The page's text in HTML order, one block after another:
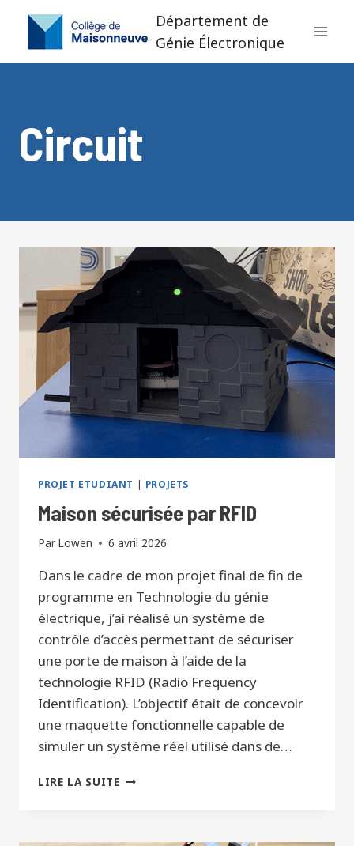
contenu
Département de
Génie Électronique
Circuit
PROJET ETUDIANT | PROJETS
Maison sécurisée par RFID
Par Lowen 6 avril 2026
Dans le cadre de mon projet final de fin de
programme en Technologie du génie
électrique, j’ai réalisé un système de
contrôle d’accès permettant de sécuriser
une porte de maison à l’aide de la
technologie RFID (Radio Frequency
Identification). L’objectif était de concevoir
une maquette fonctionnelle capable de
simuler un système réel utilisé dans de…
LIRE LA SUITEMAISON